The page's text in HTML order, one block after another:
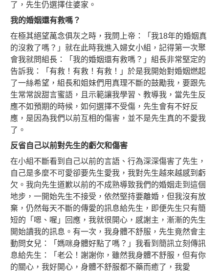
了，先生仍選擇住婆家。
我的婚姻還有救嗎？
在極其絕望萬念俱灰之時，我問上帝：「我18年的婚姻真
的沒救了嗎？」就在此時我進入婦女小組，記得第一次聚
會我就問組長：「我的婚姻還有救嗎？」組長非常堅定的
告訴我：「有救！有救！有救！」於是我開始對婚姻燃起
了一絲希望，組長和姐妹們用真理不斷的鼓勵我，要跟先
生常常說甜言蜜語，且示範讓我學習、教導我，當先生反
應不如預期的時候，如何選擇不受傷，先生會有不好反
應，是因為我們以前互相的傷害，並不是先生真的不愛我
了。
反省自己以前對先生的虧欠和傷害
在小組不斷看到自己以前的言語、行為深深傷害了先生，
自己是多麼不可愛卻要先生愛我，我對先生越來越感到虧
欠。我向先生道歉以前的不成熟導致我們的婚姻走到這個
地步，一開始先生不接受，依然堅持要離婚，但我沒有放
棄，仍然每天不斷的傳愛的訊息給先生，即便先生只有簡
短的「嗯、喔」回應，我就很開心，感謝主，漸漸的先生
開始讀我的訊息。有一次，我身體不舒服，先生竟然會主
動問女兒：「媽咪身體好點了嗎？」我看到簡訊立刻傳訊
息給先生：「老公！謝謝你，雖然我身體不舒服，但有你
的關心，我好開心，身體不舒服都不藥而癒了，我愛